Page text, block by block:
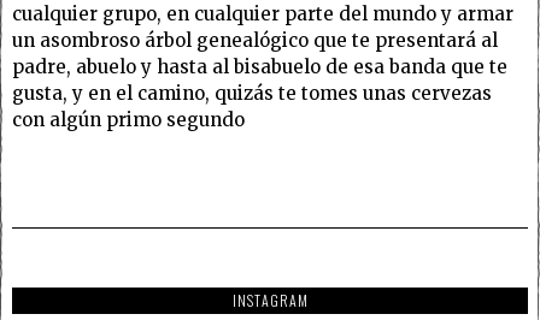
cualquier grupo, en cualquier parte del mundo y armar
un asombroso árbol genealógico que te presentará al
padre, abuelo y hasta al bisabuelo de esa banda que te
gusta, y en el camino, quizás te tomes unas cervezas
con algún primo segundo
INSTAGRAM